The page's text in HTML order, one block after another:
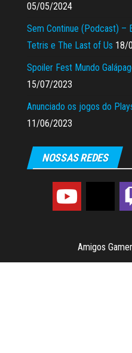
05/05/2024
Sem Continue (Podcast) –
Tetris e The Last of Us 18/
Spoiler Fest Mundo
15/07/2023
Anunciado os jogos do
11/06/2023
NOSSAS REDES
Amigos